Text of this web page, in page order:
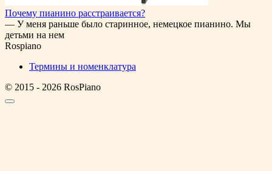
Почему пианино расстраивается?
— У меня раньше было старинное, немецкое пианино. Мы
детьми на нем
Rospiano
Термины и номенклатура
© 2015 - 2026 RosPiano